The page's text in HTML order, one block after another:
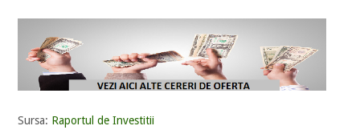
Sursa: Raportul de Investitii